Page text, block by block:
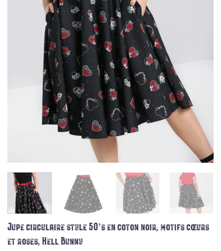
Jupe circulaire style 50’s en coton noir, motifs cœurs
et roses, Hell Bunny